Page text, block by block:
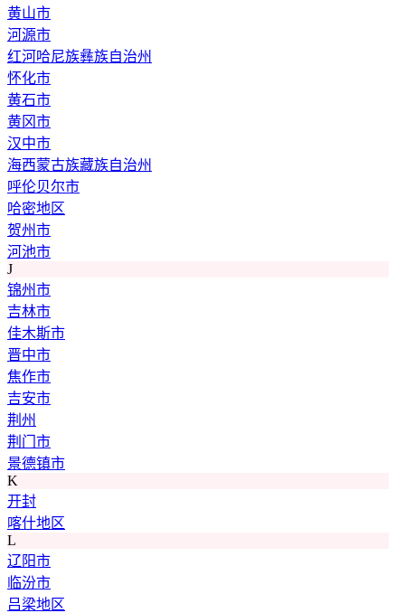
黄山市
河源市
红河哈尼族彝族自治州
怀化市
黄石市
黄冈市
汉中市
海西蒙古族藏族自治州
呼伦贝尔市
哈密地区
贺州市
河池市
J
锦州市
吉林市
佳木斯市
晋中市
焦作市
吉安市
荆州
荆门市
景德镇市
K
开封
喀什地区
L
辽阳市
临汾市
吕梁地区